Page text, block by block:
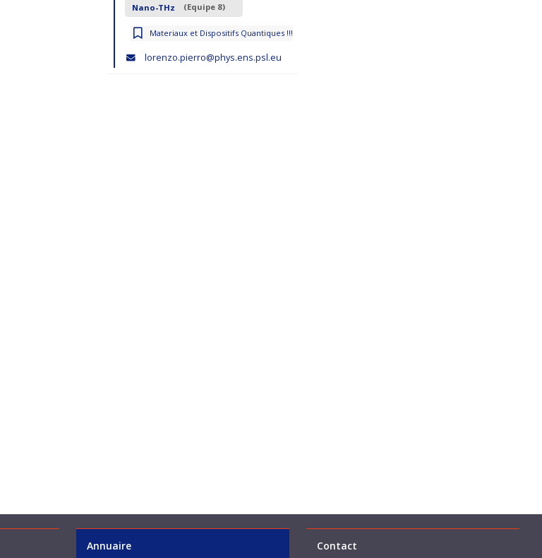
Nano-THz (Equipe 8)
Materiaux et Dispositifs Quantiques !!!
lorenzo.pierro@phys.ens.psl.eu
Annuaire Contact